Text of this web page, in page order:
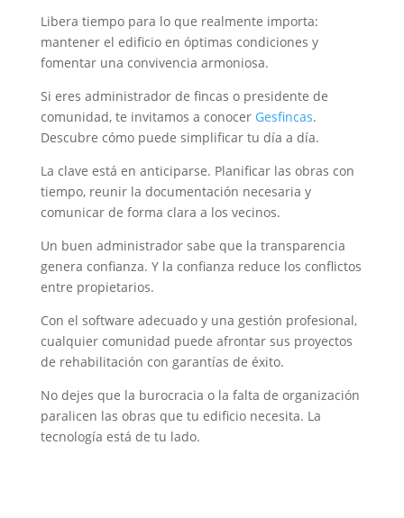
Libera tiempo para lo que realmente importa:
mantener el edificio en óptimas condiciones y
fomentar una convivencia armoniosa.
Si eres administrador de fincas o presidente de
comunidad, te invitamos a conocer Gesfincas.
Descubre cómo puede simplificar tu día a día.
La clave está en anticiparse. Planificar las obras con
tiempo, reunir la documentación necesaria y
comunicar de forma clara a los vecinos.
Un buen administrador sabe que la transparencia
genera confianza. Y la confianza reduce los conflictos
entre propietarios.
Con el software adecuado y una gestión profesional,
cualquier comunidad puede afrontar sus proyectos
de rehabilitación con garantías de éxito.
No dejes que la burocracia o la falta de organización
paralicen las obras que tu edificio necesita. La
tecnología está de tu lado.